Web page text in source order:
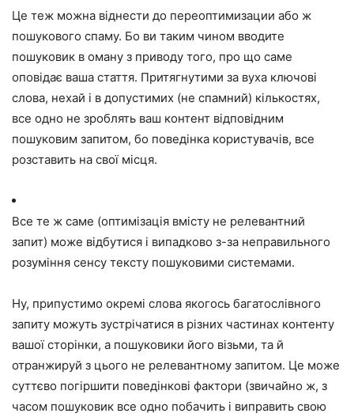
Це теж можна віднести до переоптимизации або ж
пошукового спаму. Бо ви таким чином вводите
пошуковик в оману з приводу того, про що саме
оповідає ваша стаття. Притягнутими за вуха ключові
слова, нехай і в допустимих (не спамний) кількостях,
все одно не зроблять ваш контент відповідним
пошуковим запитом, бо поведінка користувачів, все
розставить на свої місця.
Все те ж саме (оптимізація вмісту не релевантний
запит) може відбутися і випадково з-за неправильного
розуміння сенсу тексту пошуковими системами.
Ну, припустимо окремі слова якогось багатослівного
запиту можуть зустрічатися в різних частинах контенту
вашої сторінки, а пошуковики його візьми, та й
отранжируй з цього не релевантному запитом. Це може
суттєво погіршити поведінкові фактори (звичайно ж, з
часом пошуковик все одно побачить і виправить свою